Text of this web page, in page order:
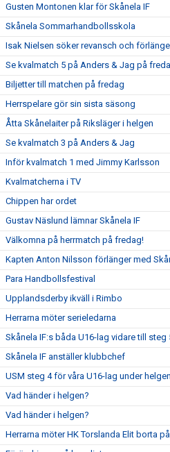
Gusten Montonen klar för Skånela IF
Skånela Sommarhandbollsskola
Isak Nielsen söker revansch och
Se kvalmatch 5 på Anders & Jag på
Biljetter till matchen på fredag
Herrspelare gör sin sista säsong
Åtta Skånelaiter på Riksläger i helgen
Se kvalmatch 3 på Anders & Jag
Inför kvalmatch 1 med Jimmy Karlsson
Kvalmatcherna i TV
Chippen har ordet
Gustav Näslund lämnar Skånela IF
Välkomna på herrmatch på fredag!
Kapten Anton Nilsson förlänger med
Para Handbollsfestival
Upplandsderby ikväll i Rimbo
Herrarna möter serieledarna
Skånela IF:s båda U16-lag vidare till steg
Skånela IF anställer klubbchef
USM steg 4 för våra U16-lag under helgen
Vad händer i helgen?
Vad händer i helgen?
Herrarna möter HK Torslanda Elit borta